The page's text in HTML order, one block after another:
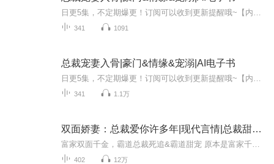
341 1091
总裁宠妻入骨|豪门&情缘&宠溺|AI电子书
341 1.1万
双面娇妻：总裁爱你许多年|现代言情|总裁甜宠|多人
402 12万